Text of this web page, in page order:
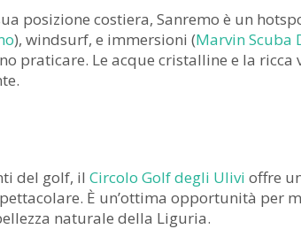
posizione costiera, Sanremo è un
), windsurf, e immersioni (Marvin Scuba
praticare. Le acque cristalline e la
del golf, il Circolo Golf degli Ulivi offre
È un’ottima opportunità per
naturale della Liguria.